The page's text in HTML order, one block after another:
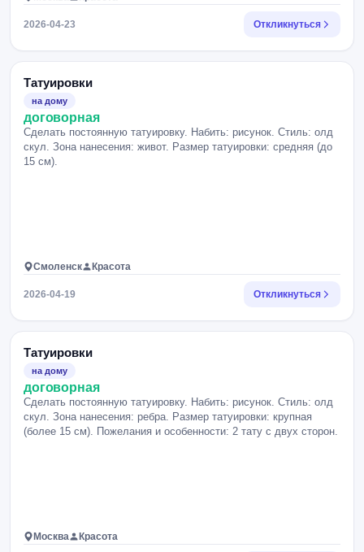
2026-04-23 Откликнуться
Татуировки
на дому
договорная
Сделать постоянную татуировку. Набить: рисунок. Стиль: олд
скул. Зона нанесения: живот. Размер татуировки: средняя (до
15 см).
Смоленск Красота
2026-04-19 Откликнуться
Татуировки
на дому
договорная
Сделать постоянную татуировку. Набить: рисунок. Стиль: олд
скул. Зона нанесения: ребра. Размер татуировки: крупная
(более 15 см). Пожелания и особенности: 2 тату с двух сторон.
Москва Красота